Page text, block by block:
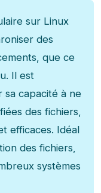
sur Linux
des
que ce
Il est
capacité à ne
des fichiers,
efficaces. Idéal
des fichiers,
systèmes